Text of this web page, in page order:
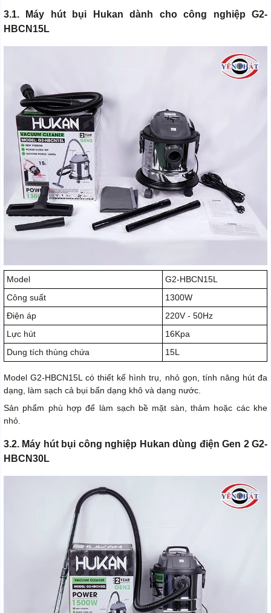
3.1. Máy hút bụi Hukan dành cho công nghiệp G2-
HBCN15L
Model
G2-HBCN15L
Công suất
1300W
Điện áp
220V - 50Hz
Lực hút
16Kpa
Dung tích thùng chứa
15L
Model G2-HBCN15L có thiết kế hình trụ, nhỏ gọn, tính năng hút đa
dạng, làm sạch cả bụi bẩn dạng khô và dạng nước.
Sản phẩm phù hợp để làm sạch bề mặt sàn, thảm hoặc các khe
nhỏ.
3.2. Máy hút bụi công nghiệp Hukan dùng điện Gen 2 G2-
HBCN30L